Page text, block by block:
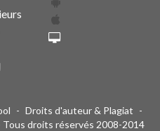
- Droits d'auteur & Plagiat -
Tous droits réservés 2008-2014